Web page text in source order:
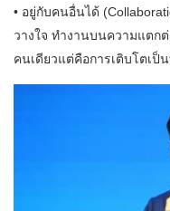
• อยู่กับคนอื่นได้
วางใจ ทำงานบนความแตก
คนเดียวแต่คือการเติบโตเป็